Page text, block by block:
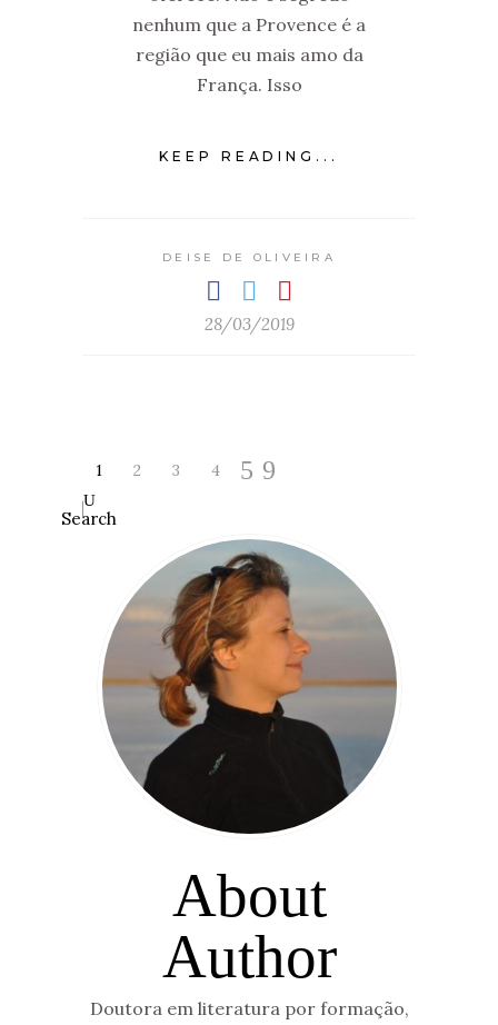
nenhum que a Provence é a
região que eu mais amo da
França. Isso
KEEP READING...
DEISE DE OLIVEIRA
28/03/2019
1 2 3 4
Search
About
Author
Doutora em literatura por formação,